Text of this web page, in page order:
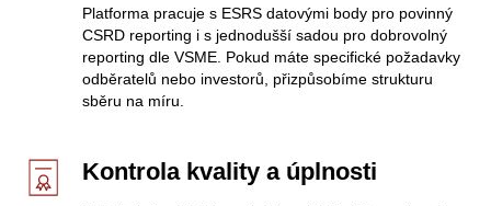
Platforma pracuje s ESRS datovými body pro povinný
CSRD reporting i s jednodušší sadou pro dobrovolný
reporting dle VSME. Pokud máte specifické požadavky
odběratelů nebo investorů, přizpůsobíme strukturu
sběru na míru.
Kontrola kvality a úplnosti